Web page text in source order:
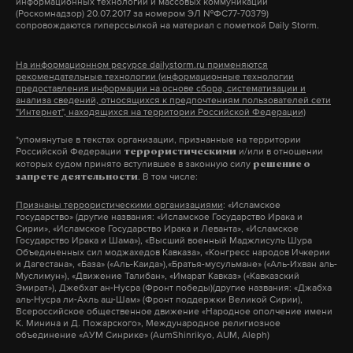
Ранее депутат Госдумы Виталий Милонов
сговоре с сатаной. Милонов считает, что
принятый немецким парламентом закон —
«дьявольский акт».
Daily Stormсообщал, что 30 июня бундестаг
одобрил законопроект, согласно которому
традиционными союзами получат льготы при
налогообложении, а также возможность
усыновлять детей. Закон вступит в силу после
одобрения бундесратом. Меркель проголосовала
против законопроекта, потому что для нее брак —
это союз мужчины и женщины. Однако
ДТП произошло в ночь на 2 июля на 52-м
километре трассы Альметьевск — Заинск. Автобус
следовал из Самары в Ижевск. В Заинском районе
был введен режим чрезвычайной ситуации.
Ранее в субботу, 1 июля, Daily Stormсообщал
трагедии в Подмосковье в районе станции
Алабушево Октябрьской железной дороги.
Скоростной электропоезд «Сапсан» насмерть сбил
двух человек.
Фото: © Главное управление МЧС России по
Республике Татарстан
(Роскомнадзор) 20.07.2017 за номером ЭЛ №ФС77-70379)
сопровождаются гиперссылкой на материал с пометкой Daily Storm.
На информационном ресурсе dailystorm.ru применяются
рекомендательные технологии (информационные технологии
предоставления информации на основе сбора, систематизации и
анализа сведений, относящихся к предпочтениям пользователей сети
"Интернет", находящихся на территории Российской Федерации)
*упомянутые в текстах организации, признанные на территории
Российской Федерации террористическими и/или в отношении
которых судом принято вступившее в законную силу решение о
запрете деятельности. В том числе:
Признаны террористическими организациями: «Исламское
государство» (другие названия: «Исламское Государство Ирака и
Сирии», «Исламское Государство Ирака и Леванта», «Исламское
Государство Ирака и Шама»), «Высший военный Маджлисуль Шура
Объединенных сил моджахедов Кавказа», «Конгресс народов Ичкерии
и Дагестана», «База» («Аль-Каида»),«Братья-мусульмане» («Аль-Ихван аль-
Муслимун»), «Движение Талибан», «Имарат Кавказ» («Кавказский
Эмират»), Джебхат ан-Нусра (Фронт победы)(другие названия: «Джабха
аль-Нусра ли-Ахль аш-Шам» (Фронт поддержки Великой Сирии),
Всероссийское общественное движение «Народное ополчение имени
К. Минина и Д. Пожарского», Международное религиозное
объединение «АУМ Синрике» (AumShinrikyo, AUM, Aleph)